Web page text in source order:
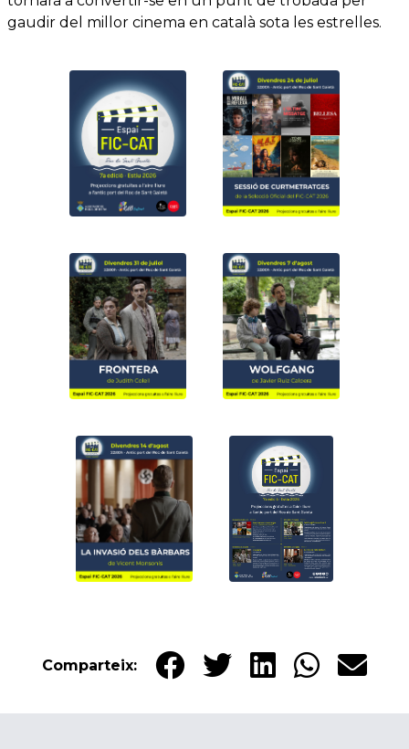
gaudir del millor cinema en català sota les estrelles.
Comparteix: